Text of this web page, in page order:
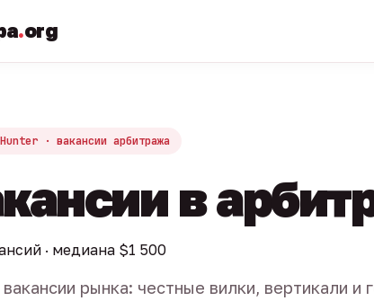
.org
· вакансии арбитража
в
· медиана $1 500
рынка: честные вилки, вертикали и